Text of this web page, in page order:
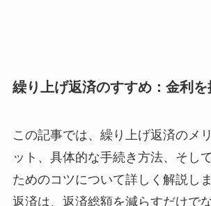
繰り上げ返済のすすめ：金利
この記事では、繰り上げ返済のメ
ット、具体的な手続き方法、そし
ためのコツについて詳しく解説し
返済は、返済総額を減らすだけで